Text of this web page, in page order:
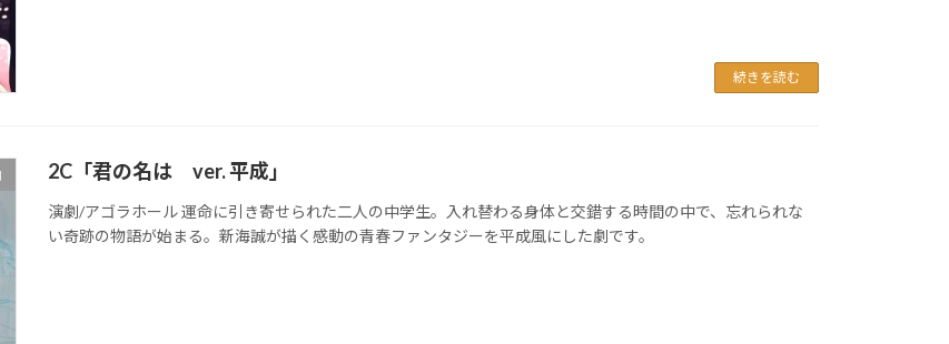
続きを読む
2C「君の名は ver. 平成」
演劇/アゴラホール 運命に引き寄せられた二人の中学生。入れ替わる身体と交錯する時間の中で、忘れられな
い奇跡の物語が始まる。新海誠が描く感動の青春ファンタジーを平成風にした劇です。